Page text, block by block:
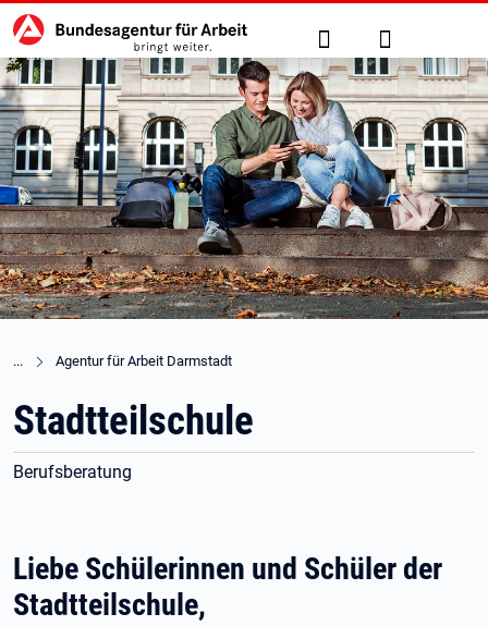
zu den Hauptinhalten springen
Hauptnavigation Suche Anmelden
Agentur für Arbeit Darmstadt
Stadtteilschule
Berufsberatung
Liebe Schülerinnen und Schüler der
Stadtteilschule,